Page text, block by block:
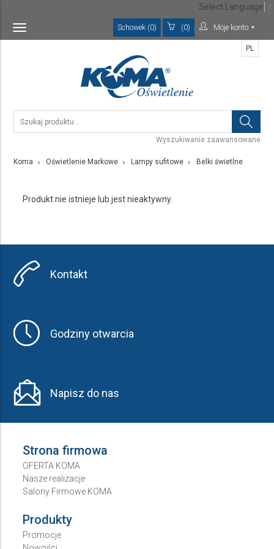
Toggle
navigation
Schowek (0) (0) Moje konto
Wyszukiwanie zaawansowane
PL
Koma Oświetlenie Markowe Lampy sufitowe Belki świetlne
Produkt nie istnieje lub jest nieaktywny.
Kontakt
Godziny otwarcia
Napisz do nas
Strona firmowa
OFERTA KOMA
Nasze realizacje
Salony Firmowe KOMA
Produkty
Promocje
Select Language